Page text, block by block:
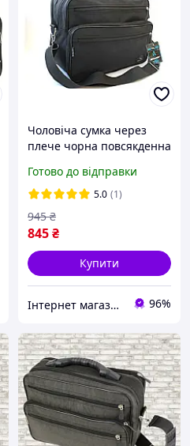
Чоловіча сумка через
плече чорна повсякденна
Готово до відправки
5.0 (1)
845₴
945 ₴
Купити
Інтернет магазин сумок та аксесуарів BarBags 96%